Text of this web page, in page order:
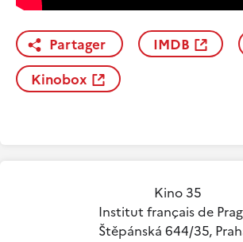
Partager IMDB
Kinobox
Kino 35
Institut français de
Štěpánská 644/35,